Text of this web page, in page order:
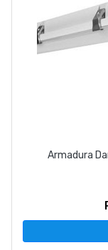
Armadura